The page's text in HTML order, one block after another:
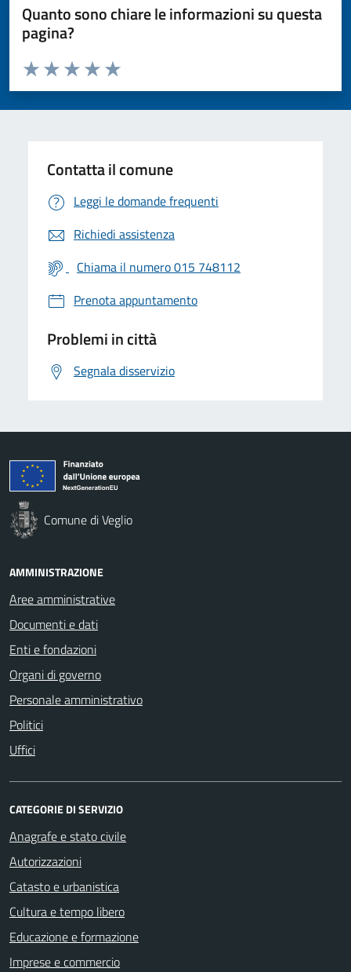
Quanto sono chiare le informazioni su questa
pagina?
Valuta da 1 a 5 stelle la pagina
Valuta 5 stelle su 5
Valuta 4 stelle su 5
Valuta 3 stelle su 5
Valuta 2 stelle su 5
Valuta 1 stelle su 5
Contatta il comune
Leggi le domande frequenti
Richiedi assistenza
Chiama il numero 015 748112
Prenota appuntamento
Problemi in città
Segnala disservizio
Comune di Veglio
AMMINISTRAZIONE
Aree amministrative
Documenti e dati
Enti e fondazioni
Organi di governo
Personale amministrativo
Politici
Uffici
CATEGORIE DI SERVIZIO
Anagrafe e stato civile
Autorizzazioni
Catasto e urbanistica
Cultura e tempo libero
Educazione e formazione
Imprese e commercio